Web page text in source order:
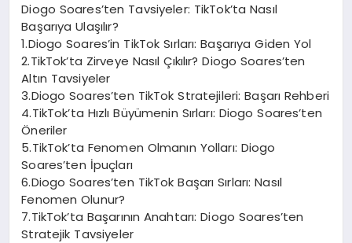
Diogo Soares’ten Tavsiyeler: TikTok’ta Nasıl
Başarıya Ulaşılır?
1.Diogo Soares’in TikTok Sırları: Başarıya Giden Yol
2.TikTok’ta Zirveye Nasıl Çıkılır? Diogo Soares’ten
Altın Tavsiyeler
3.Diogo Soares’ten TikTok Stratejileri: Başarı Rehberi
4.TikTok’ta Hızlı Büyümenin Sırları: Diogo Soares’ten
Öneriler
5.TikTok’ta Fenomen Olmanın Yolları: Diogo
Soares’ten İpuçları
6.Diogo Soares’ten TikTok Başarı Sırları: Nasıl
Fenomen Olunur?
7.TikTok’ta Başarının Anahtarı: Diogo Soares’ten
Stratejik Tavsiyeler